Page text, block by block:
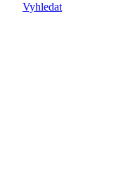
Vyhledat